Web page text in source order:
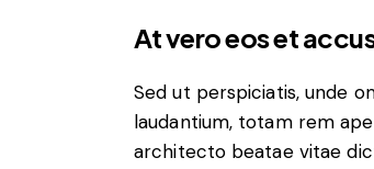
At vero eos et
Sed ut perspiciatis, unde
laudantium, totam rem
architecto beatae vitae